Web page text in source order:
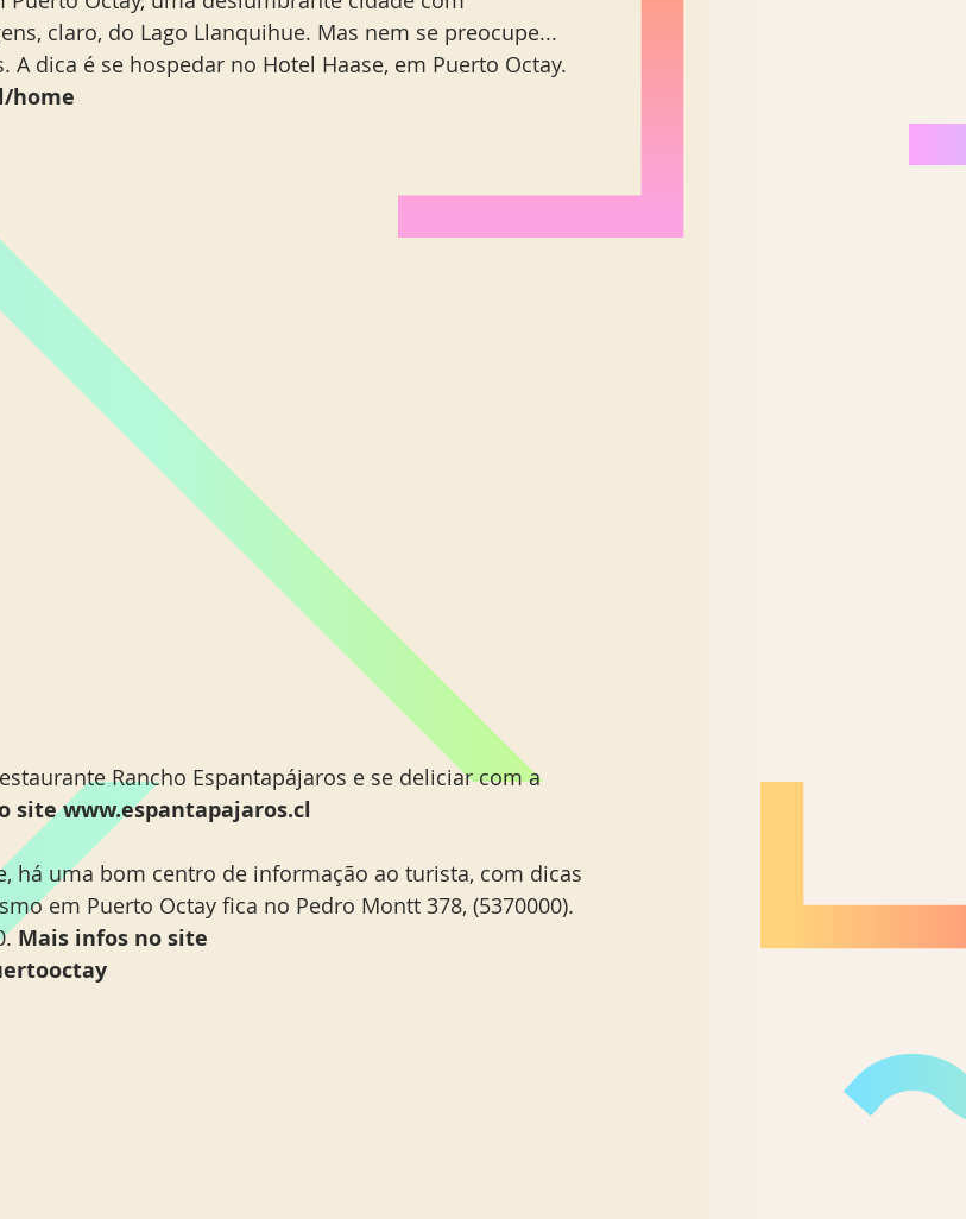
claro, do Lago Llanquihue. Mas nem se preocupe...
A dica é se hospedar no Hotel Haase, em Puerto Octay.
home
Rancho Espantapájaros e se deliciar com a
site www.espantapajaros.cl
há uma bom centro de informação ao turista, com dicas
em Puerto Octay fica no Pedro Montt 378, (5370000).
Mais infos no site